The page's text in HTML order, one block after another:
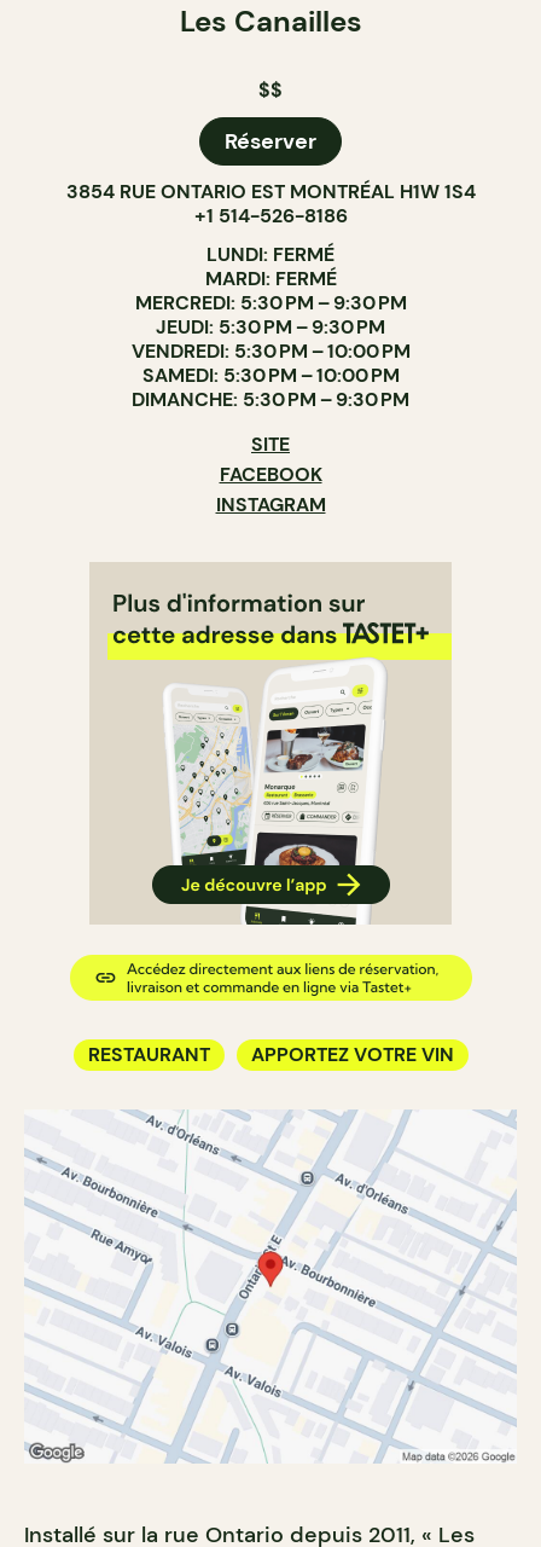
Les Canailles
$$
Réserver
3854 RUE ONTARIO EST MONTRÉAL H1W 1S4
+1 514-526-8186
LUNDI: FERMÉ
MARDI: FERMÉ
MERCREDI: 5:30 PM – 9:30 PM
JEUDI: 5:30 PM – 9:30 PM
VENDREDI: 5:30 PM – 10:00 PM
SAMEDI: 5:30 PM – 10:00 PM
DIMANCHE: 5:30 PM – 9:30 PM
SITE
FACEBOOK
INSTAGRAM
RESTAURANT APPORTEZ VOTRE VIN
Installé sur la rue Ontario depuis 2011, « Les